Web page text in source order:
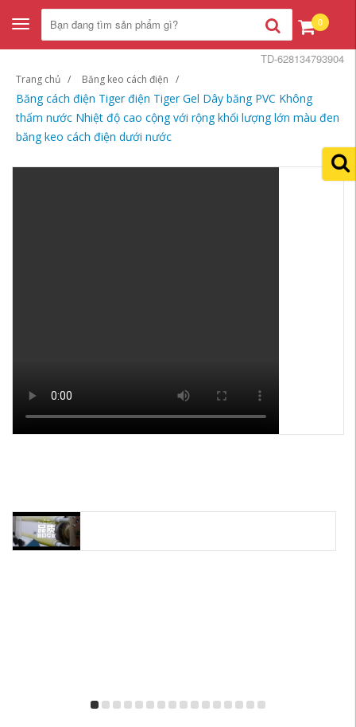
Toggle
navigation
0
Trang chủ Băng keo cách điện
Băng cách điện Tiger điện Tiger Gel Dây băng PVC Không
thấm nước Nhiệt độ cao cộng với rộng khối lượng lớn màu đen
băng keo cách điện dưới nước
TD-628134793904